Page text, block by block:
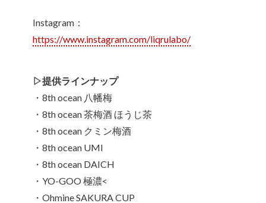
Instagram：
https://www.instagram.com/liqrulabo/
▷提供ラインナップ
・8th ocean 八幡梅
・8th ocean 茶梅酒 ほうじ茶
・8th ocean クミン梅酒
・8th ocean UMI
・8th ocean DAICH
・YO-GOO 極濃<
・Ohmine SAKURA CUP